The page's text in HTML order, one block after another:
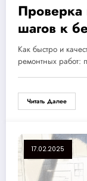
Проверка
шагов к
и
проблем
Как быстро и
ремонтных работ:
Читать Далее
17.02.2025